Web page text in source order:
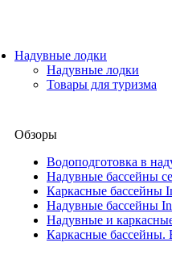
Надувные лодки
Надувные лодки
Товары для туризма
Обзоры
Водоподготовка в
Надувные бассейны
Каркасные бассейны
Надувные бассейны
Надувные и
Каркасные бассейны.